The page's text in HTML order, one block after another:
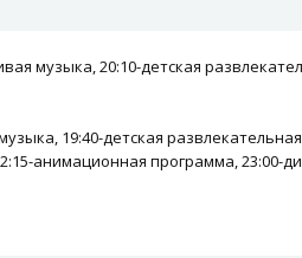
музыка, 20:10-детская
19:40-детская
анимационная программа, 23:00-